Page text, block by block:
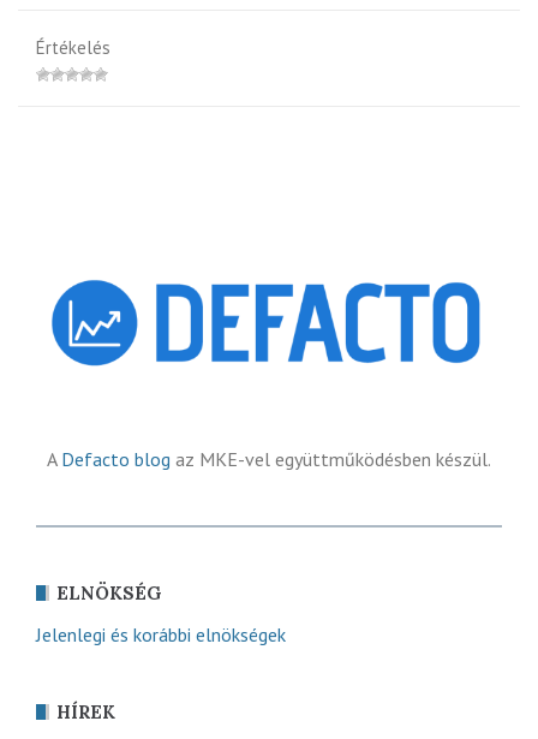
Értékelés
A Defacto blog az MKE-vel együttműködésben készül.
ELNÖKSÉG
Jelenlegi és korábbi elnökségek
HÍREK